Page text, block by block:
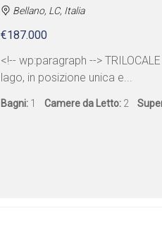
Bellano, LC, Italia
€187.000
<!-- wp:paragraph -->
lago, in posizione unica e...
Bagni: 1 Camere da Letto: 2